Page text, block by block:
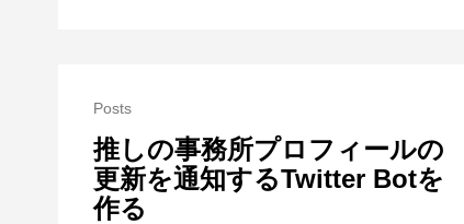
Posts
推しの事務所プロフィールの
更新を通知するTwitter Botを
作る